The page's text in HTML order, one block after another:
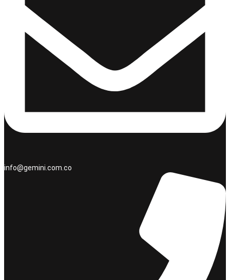
info@gemini.com.co